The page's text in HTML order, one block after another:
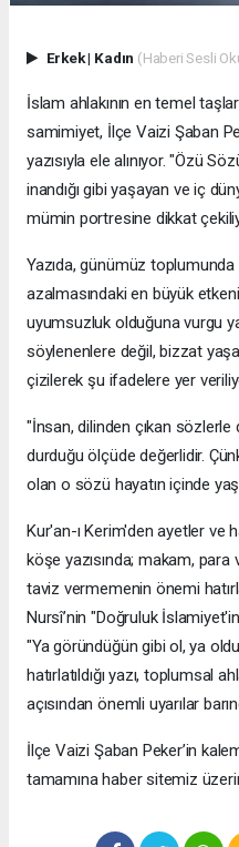
Erkek| Kadın (Haberi Sesli
İslam ahlakının en temel
samimiyet, İlçe Vaizi Şaban
yazısıyla ele alınıyor. "Özü
inandığı gibi yaşayan ve iç
mümin portresine dikkat
​Yazıda, günümüz
azalmasındaki en büyük
uyumsuzluk olduğuna vurgu
söylenenlere değil, bizzat
çizilerek şu ifadelere yer
​"İnsan, dilinden çıkan sözlerle
durduğu ölçüde değerlidir.
olan o sözü hayatın içinde
​Kur'an-ı Kerim'den ayetler ve
köşe yazısında; makam,
taviz vermemenin önemi
Nursî’nin "Doğruluk
"Ya göründüğün gibi ol, ya
hatırlatıldığı yazı, toplumsal
açısından önemli uyarılar
​İlçe Vaizi Şaban Peker’in
tamamına haber sitemiz